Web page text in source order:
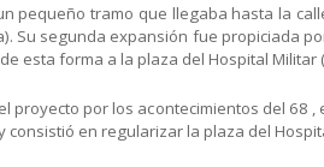
pequeño tramo que llegaba hasta la
Su segunda expansión fue propiciada
esta forma a la plaza del Hospital Militar
proyecto por los acontecimientos del 68
consistió en regularizar la plaza del